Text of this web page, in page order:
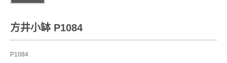
方井小缽 P1084
P1084